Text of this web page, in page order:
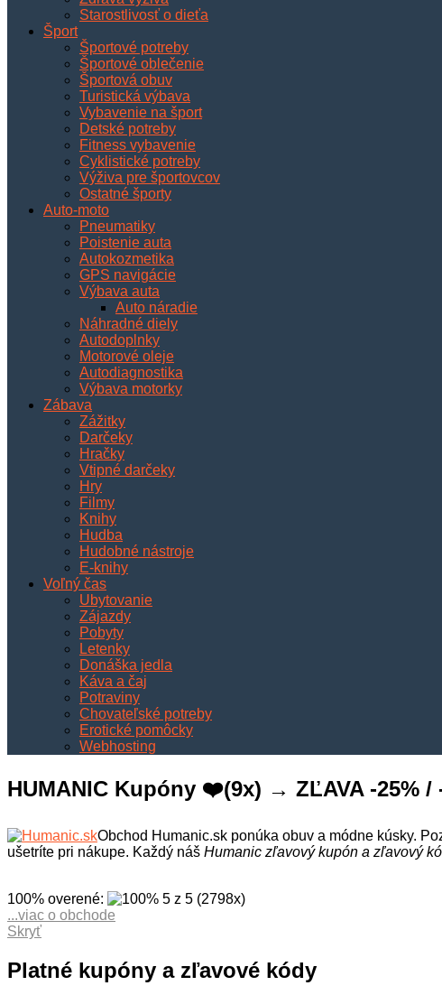
Starostlivosť o dieťa
Šport
Športové potreby
Športové oblečenie
Športová obuv
Turistická výbava
Vybavenie na šport
Detské potreby
Fitness vybavenie
Cyklistické potreby
Výživa pre športovcov
Ostatné športy
Auto-moto
Pneumatiky
Poistenie auta
Autokozmetika
GPS navigácie
Výbava auta
Auto náradie
Náhradné diely
Autodoplnky
Motorové oleje
Autodiagnostika
Výbava motorky
Zábava
Zážitky
Darčeky
Hračky
Vtipné darčeky
Hry
Filmy
Knihy
Hudba
Hudobné nástroje
E-knihy
Voľný čas
Ubytovanie
Zájazdy
Pobyty
Letenky
Donáška jedla
Káva a čaj
Potraviny
Chovateľské potreby
Erotické pomôcky
Webhosting
HUMANIC Kupóny ❤️(9x) → ZĽAVA -25% /
Obchod Humanic.sk ponúka obuv a módne kúsky.
ušetríte pri nákupe. Každý náš Humanic zľavový kupón a zľavový
100% overené: 5 z 5 (2798x)
Humanic.sk je e-shop zameraný na módnu obuv a doplnky pre
peňaženky a vyberte si z kvalitných značiek ešte dnes!
...viac o obchode
Skryť
Platné kupóny a zľavové kódy